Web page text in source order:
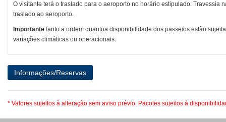
O visitante terá o traslado para o aeroporto no horário estipulado. Travessia
traslado ao aeroporto.
ImportanteTanto a ordem quantoa disponibilidade dos passeios estão
variações climáticas ou operacionais.
* Valores sujeitos à alteração sem aviso prévio. Pacotes sujeitos à